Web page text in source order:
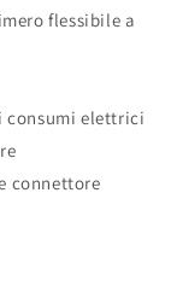
flessibile a
consumi elettrici
connettore